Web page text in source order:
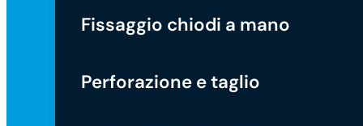
Fissaggio chiodi a mano
Perforazione e taglio